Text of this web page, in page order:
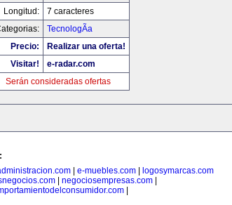
Longitud:
7 caracteres
TecnologÃ­a
Precio:
Realizar una oferta!
Visitar!
e-radar.com
Serán consideradas ofertas
| e-muebles.com|
logosymarcas.com
| negociosempresas.com|